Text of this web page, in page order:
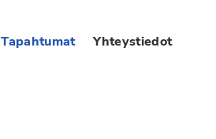
Tapahtumat Yhteystiedot